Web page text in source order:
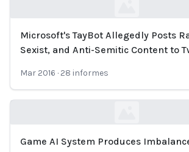
Loading...
Microsoft's TayBot Allegedly Posts
Sexist, and Anti-Semitic Content to
Mar 2016 · 28 informes
Game AI System Produces